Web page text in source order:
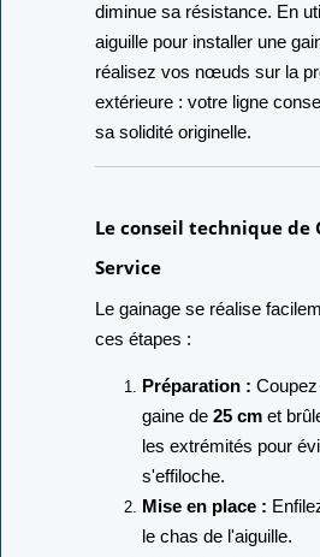
diminue sa résistance. En
aiguille pour installer une
réalisez vos nœuds sur la
extérieure : votre ligne
sa solidité originelle.
Le conseil technique de
Service
Le gainage se réalise
ces étapes :
Préparation :
gaine de 25 cmet
les extrémités pour
s'effiloche.
Mise en place :
le chas de l'aiguille.